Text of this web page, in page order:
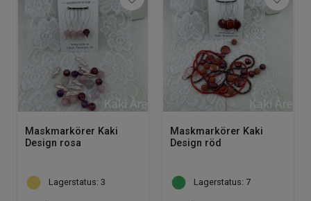
Maskmarkörer Kaki
Design rosa
Lagerstatus: 3
Maskmarkörer Kaki
Design röd
Lagerstatus: 7